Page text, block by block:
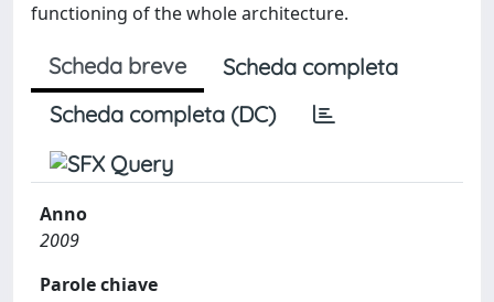
functioning of the whole architecture.
Scheda breve
Scheda completa
Scheda completa (DC)
Anno
2009
Parole chiave